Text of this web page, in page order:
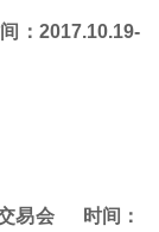
：2017.10.19-
易会 时间：